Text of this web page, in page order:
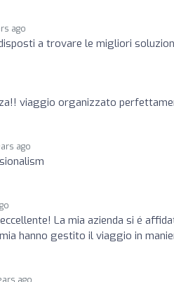
ago
a trovare le migliori
viaggio organizzato
ago
La mia azienda si é
hanno gestito il viaggio in
ago